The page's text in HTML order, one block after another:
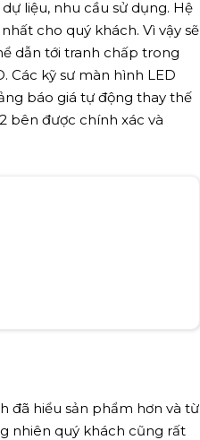
liệu, nhu cầu sử dụng. Hệ
cho quý khách. Vì vậy sẽ
dẫn tới tranh chấp trong
Các kỹ sư màn hình LED
báo giá tự động thay thế
bên được chính xác và
đã hiểu sản phẩm hơn và từ
nhiên quý khách cũng rất